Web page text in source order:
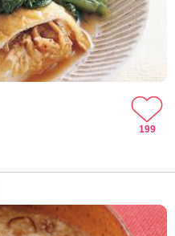
199